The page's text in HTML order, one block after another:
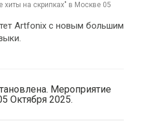
Artfonix с новым большим
Мероприятие
Октября 2025.